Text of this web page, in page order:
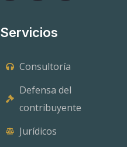
Servicios
Consultoría
Defensa del
contribuyente
Jurídicos